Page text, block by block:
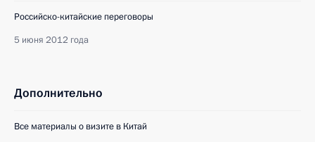
Российско-китайские переговоры
5 июня 2012 года
Дополнительно
Все материалы о визите в Китай